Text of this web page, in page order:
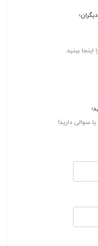
ببنید.
یا سوالی دارید!